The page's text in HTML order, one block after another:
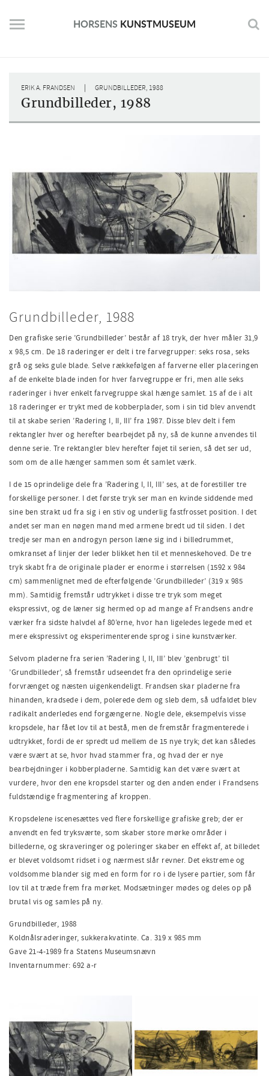
content
HORSENS KUNSTMUSEUM
ERIK A. FRANDSEN | GRUNDBILLEDER, 1988
Grundbilleder, 1988
Grundbilleder, 1988
Den grafiske serie ’Grundbilleder’ består af 18 tryk, der hver måler 31,9
x 98,5 cm. De 18 raderinger er delt i tre farvegrupper: seks rosa, seks
grå og seks gule blade. Selve rækkefølgen af farverne eller placeringen
af de enkelte blade inden for hver farvegruppe er fri, men alle seks
raderinger i hver enkelt farvegruppe skal hænge samlet. 15 af de i alt
18 raderinger er trykt med de kobberplader, som i sin tid blev anvendt
til at skabe serien ’Radering I, II, III’ fra 1987. Disse blev delt i fem
rektangler hver og herefter bearbejdet på ny, så de kunne anvendes til
denne serie. Tre rektangler blev herefter føjet til serien, så det ser ud,
som om de alle hænger sammen som ét samlet værk.
I de 15 oprindelige dele fra ’Radering I, II, III’ ses, at de forestiller tre
forskellige personer. I det første tryk ser man en kvinde siddende med
sine ben strakt ud fra sig i en stiv og underlig fastfrosset position. I det
andet ser man en nøgen mand med armene bredt ud til siden. I det
tredje ser man en androgyn person læne sig ind i billedrummet,
omkranset af linjer der leder blikket hen til et menneskehoved. De tre
tryk skabt fra de originale plader er enorme i størrelsen (1592 x 984
cm) sammenlignet med de efterfølgende ’Grundbilleder’ (319 x 985
mm). Samtidig fremstår udtrykket i disse tre tryk som meget
ekspressivt, og de læner sig hermed op ad mange af Frandsens andre
værker fra sidste halvdel af 80’erne, hvor han ligeledes legede med et
mere ekspressivt og eksperimenterende sprog i sine kunstværker.
Selvom pladerne fra serien ’Radering I, II, III’ blev ’genbrugt’ til
’Grundbilleder’, så fremstår udseendet fra den oprindelige serie
forvrænget og næsten uigenkendeligt. Frandsen skar pladerne fra
hinanden, kradsede i dem, polerede dem og sleb dem, så udfaldet blev
radikalt anderledes end forgængerne. Nogle dele, eksempelvis visse
kropsdele, har fået lov til at bestå, men de fremstår fragmenterede i
udtrykket, fordi de er spredt ud mellem de 15 nye tryk; det kan således
være svært at se, hvor hvad stammer fra, og hvad der er nye
bearbejdninger i kobberpladerne. Samtidig kan det være svært at
vurdere, hvor den ene kropsdel starter og den anden ender i Frandsens
fuldstændige fragmentering af kroppen.
Kropsdelene iscenesættes ved flere forskellige grafiske greb; der er
anvendt en fed tryksværte, som skaber store mørke områder i
billederne, og skraveringer og poleringer skaber en effekt af, at billedet
er blevet voldsomt ridset i og nærmest slår revner. Det ekstreme og
voldsomme blander sig med en form for ro i de lysere partier, som får
lov til at træde frem fra mørket. Modsætninger mødes og deles op på
brutal vis og samles på ny.
Grundbilleder, 1988
Koldnålsraderinger, sukkerakvatinte. Ca. 319 x 985 mm
Gave 21-4-1989 fra Statens Museumsnævn
Inventarnummer: 692 a-r